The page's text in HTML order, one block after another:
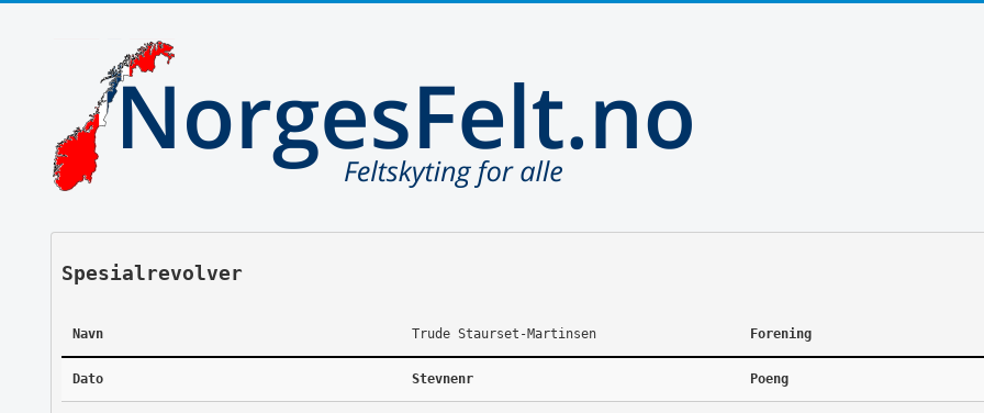
Spesialrevolver
Navn Trude Staurset-Martinsen Forening
Dato Stevnenr Poeng